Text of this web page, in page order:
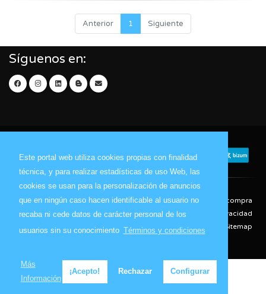
Este portal web utiliza cookies propias con finalidad
técnica, y para realizar estadísticas de uso Web, las
cookies se usan para la personalización de anuncios
que en ningún caso hacen identificable al usuario no
recaba ni cede datos de carácter personal de los
usuarios sin su conocimiento Términos y condiciones
Más
Información
¡Acepto! Rechazar Configurar
Anterior 1 Siguiente
Síguenos en:
Contacto Aviso Legal
Condiciones de compra
Política de envíos
Política de devolución
Política de Privacidad
Política de Cookies
Sitemap